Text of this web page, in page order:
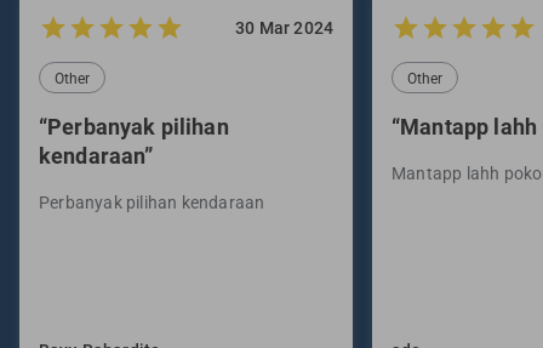
30 Mar 2024
Other
“Perbanyak pilihan
kendaraan”
Perbanyak pilihan kendaraan
Other
“Mantapp lahh
Mantapp lahh